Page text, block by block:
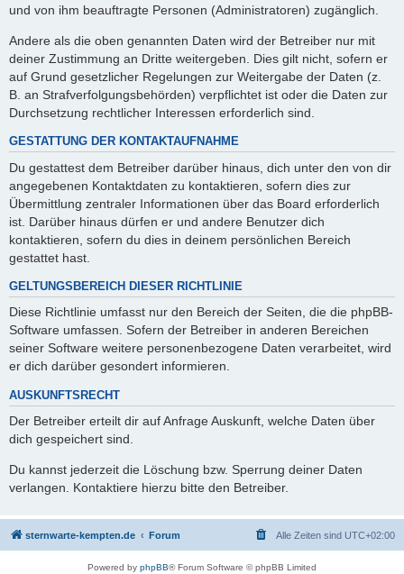
und von ihm beauftragte Personen (Administratoren) zugänglich.
Andere als die oben genannten Daten wird der Betreiber nur mit
deiner Zustimmung an Dritte weitergeben. Dies gilt nicht, sofern er
auf Grund gesetzlicher Regelungen zur Weitergabe der Daten (z.
B. an Strafverfolgungsbehörden) verpflichtet ist oder die Daten zur
Durchsetzung rechtlicher Interessen erforderlich sind.
GESTATTUNG DER KONTAKTAUFNAHME
Du gestattest dem Betreiber darüber hinaus, dich unter den von dir
angegebenen Kontaktdaten zu kontaktieren, sofern dies zur
Übermittlung zentraler Informationen über das Board erforderlich
ist. Darüber hinaus dürfen er und andere Benutzer dich
kontaktieren, sofern du dies in deinem persönlichen Bereich
gestattet hast.
GELTUNGSBEREICH DIESER RICHTLINIE
Diese Richtlinie umfasst nur den Bereich der Seiten, die die phpBB-
Software umfassen. Sofern der Betreiber in anderen Bereichen
seiner Software weitere personenbezogene Daten verarbeitet, wird
er dich darüber gesondert informieren.
AUSKUNFTSRECHT
Der Betreiber erteilt dir auf Anfrage Auskunft, welche Daten über
dich gespeichert sind.
Du kannst jederzeit die Löschung bzw. Sperrung deiner Daten
verlangen. Kontaktiere hierzu bitte den Betreiber.
sternwarte-kempten.de Forum Alle Zeiten sind UTC+02:00
Powered by phpBB® Forum Software © phpBB Limited